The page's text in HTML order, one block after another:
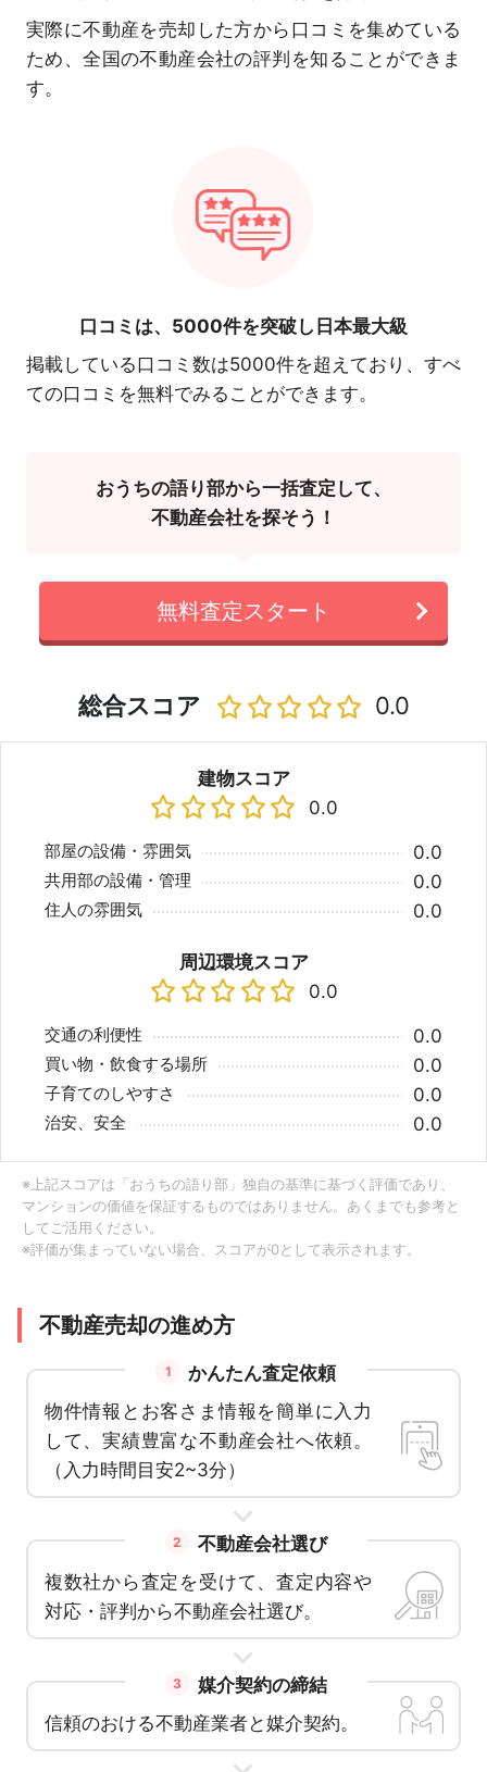
実際に不動産を売却した方から口コミを集めている
ため、全国の不動産会社の評判を知ることができま
す。
口コミは、 5000件を突破し日本最大級
掲載している口コミ数は5000件を超えており、すべ
ての口コミを無料でみることができます。
おうちの語り部から一括査定して、
不動産会社を探そう！
無料査定スタート
総合スコア 0.0
建物スコア
0.0
部屋の設備・雰囲気 0.0
共用部の設備・管理 0.0
住人の雰囲気 0.0
周辺環境スコア
0.0
交通の利便性 0.0
買い物・飲食する場所 0.0
子育てのしやすさ 0.0
治安、安全 0.0
※上記スコアは「おうちの語り部」独自の基準に基づく評価であり、
マンションの価値を保証するものではありません。あくまでも参考と
してご活用ください。
※評価が集まっていない場合、スコアが0として表示されます。
不動産売却の進め方
1
かんたん査定依頼
物件情報とお客さま情報を簡単に入力
して、実績豊富な不動産会社へ依頼。
（入力時間目安2~3分）
2
不動産会社選び
複数社から査定を受けて、査定内容や
対応・評判から不動産会社選び。
3
媒介契約の締結
信頼のおける不動産業者と媒介契約。